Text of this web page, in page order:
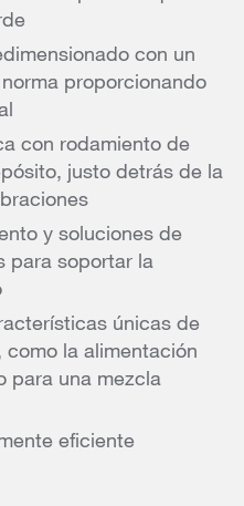
con un
proporcionando
con rodamiento de
justo detrás de la
y soluciones de
para soportar la
únicas de
la alimentación
para una mezcla
eficiente